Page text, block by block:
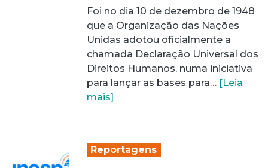
Foi no dia 10 de dezembro de 1948
que a Organização das Nações
Unidas adotou oficialmente a
chamada Declaração Universal dos
Direitos Humanos, numa iniciativa
para lançar as bases para… [Leia
mais]
Reportagens